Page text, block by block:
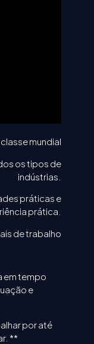
mundial
os tipos de
indústrias.
práticas e
prática.
de trabalho
em tempo
e
por até
**